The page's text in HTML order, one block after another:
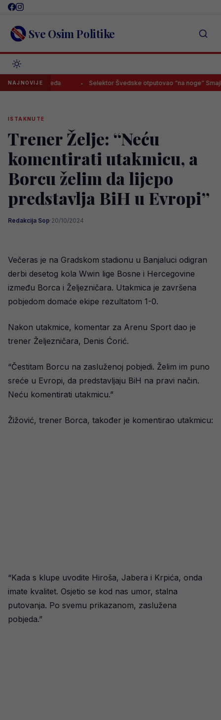
Skip
content Sve Osim Politike
NAJNOVIJE
leđa Selektor Švedske otputovao “na noge” Smajloviću,
ISTAKNUTE
Trener Želje: “Neću
komentirati utakmicu, a
Borcu želim da lijepo
predstavlja BiH u Evropi”
Redakcija Sop·20/10/2024
Večeras je na Gradskom stadionu u Banjaluci odigran
derbi desetog kola Wwin lige Bosne i Hercegovine
između Borca i Željezničara. Utakmica je završena
pobjedom domaće ekipe rezultatom 1-0.
Nakon utakmice, komentar za Arenu Sport dao je
trener Željezničara, Denis Ćorić.
“Čestitam Borcu na zasluženoj pobjedi. Želim im puno
sreće u Evropi, da predstavljaju BiH na pravi način.
Neću komentirati utakmicu.”
Žižović, trener Borca, također je komentirao utakmicu:
“Kada s klupe uvodite Hiroša, Jabera i Krpića, onda
imate kvalitet. Osjetio se kod nas umor, stalna
putovanja. Po svemu prikazanom, zaslužena
pobjeda.”